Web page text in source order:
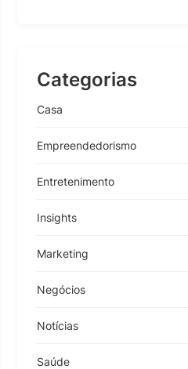
Categorias
Casa
Empreendedorismo
Entretenimento
Insights
Marketing
Negócios
Notícias
Saúde